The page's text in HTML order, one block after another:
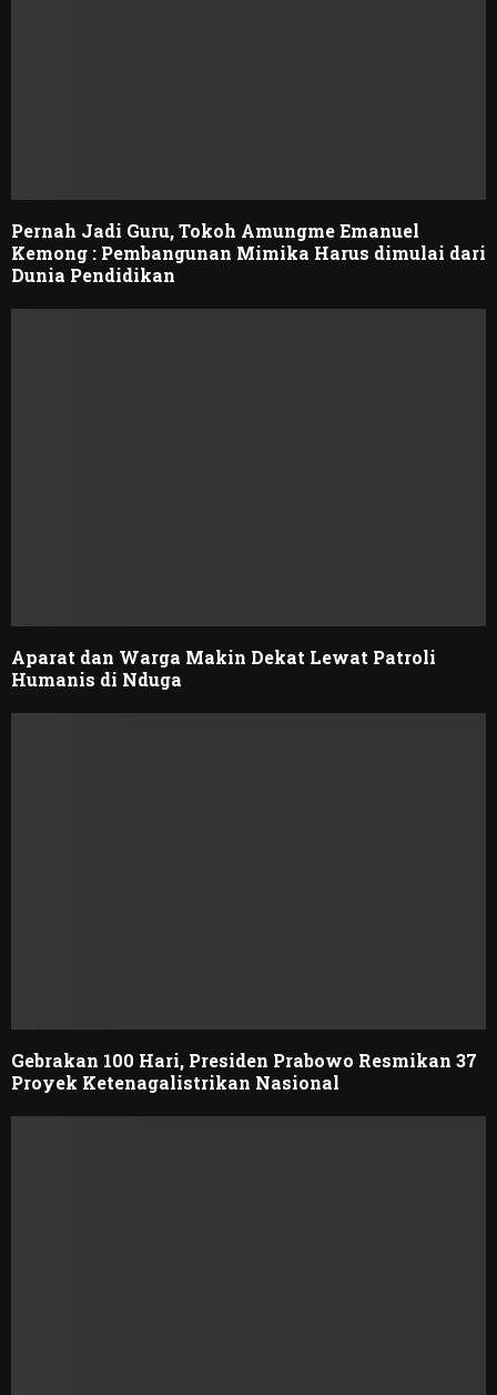
Pernah Jadi Guru, Tokoh Amungme Emanuel
Kemong : Pembangunan Mimika Harus dimulai dari
Dunia Pendidikan
Aparat dan Warga Makin Dekat Lewat Patroli
Humanis di Nduga
Gebrakan 100 Hari, Presiden Prabowo Resmikan 37
Proyek Ketenagalistrikan Nasional